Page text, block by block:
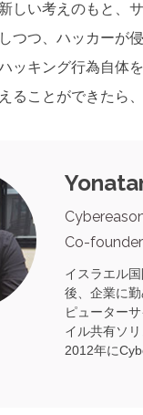
しい考えのもと、
つつ、ハッカーが
ッキング行為自体
ることができた
Co-
イスラエル
後、企業に
ピューター
イル共有ソ
2012年に